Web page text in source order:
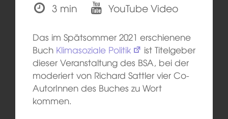
3 min
YouTube Video
Das im Spätsommer 2021 erschienene
Buch Klimasoziale Politik
ist Titelgeber
dieser Veranstaltung des BSA, bei der
moderiert von Richard Sattler vier Co-
AutorInnen des Buches zu Wort
kommen.